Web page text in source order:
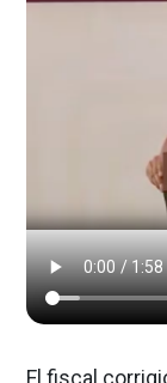
El fiscal